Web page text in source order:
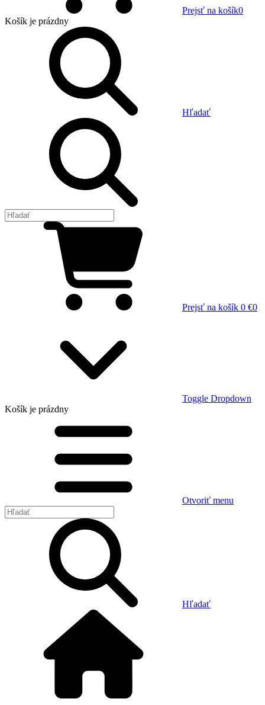
Prejsť na košík0
Košík je prázdny
Hľadať
Prejsť na košík 0 €0
Toggle Dropdown
Košík je prázdny
Otvoriť menu
Hľadať